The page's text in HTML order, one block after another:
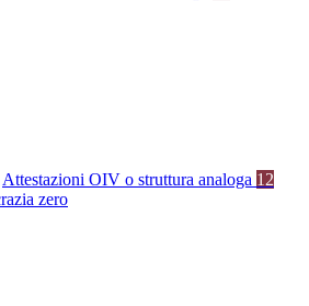
Attestazioni OIV o struttura analoga 12
zero